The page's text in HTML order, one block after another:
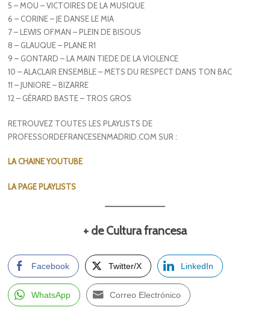
5 – MOU – VICTOIRES DE LA MUSIQUE
6 – CORINE – JE DANSE LE MIA
7 – LEWIS OFMAN – PLEIN DE BISOUS
8 – GLAUQUE – PLANE R1
9 – GONTARD – LA MAIN TIEDE DE LA VIOLENCE
10 – ALACLAIR ENSEMBLE – METS DU RESPECT DANS TON BAC
11 – JUNIORE – BIZARRE
12 – GÉRARD BASTE – TROS GROS
RETROUVEZ TOUTES LES PLAYLISTS DE
PROFESSORDEFRANCESENMADRID.COM SUR :
LA CHAINE YOUTUBE
LA PAGE PLAYLISTS
+ de Cultura francesa
Facebook Twitter/X LinkedIn
WhatsApp Correo Electrónico